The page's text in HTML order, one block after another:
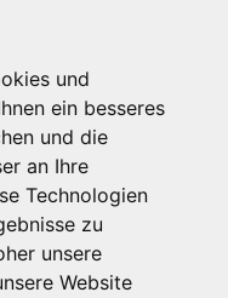
und
ein besseres
und die
an Ihre
Technologien
zu
unsere
Website